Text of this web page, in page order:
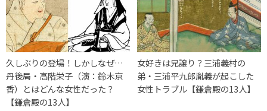
久しぶりの登場！しかしなぜ…
丹後局・高階栄子（演：鈴木京
香）とはどんな女性だった？
【鎌倉殿の13人】
女好きは兄譲り？三浦義村の
弟・三浦平九郎胤義が起こした
女性トラブル【鎌倉殿の13人】